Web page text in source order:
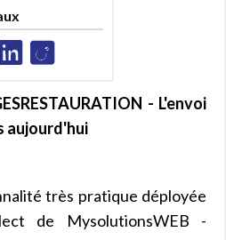
- L'envoi
aujourd'hui
très pratique déployée
de MysolutionsWEB -